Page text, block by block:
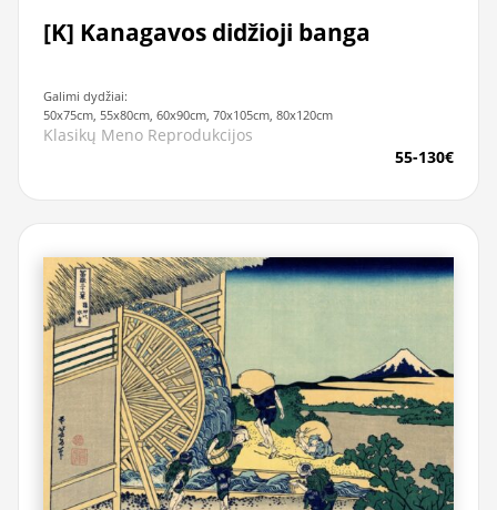
[K] Kanagavos didžioji banga
Galimi dydžiai:
50x75cm, 55x80cm, 60x90cm, 70x105cm, 80x120cm
Klasikų Meno Reprodukcijos
55-130€